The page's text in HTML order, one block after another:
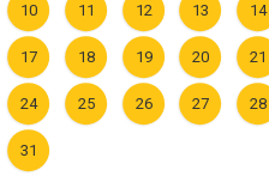
10 11 12 13 14
17 18 19 20 21
24 25 26 27 28
31